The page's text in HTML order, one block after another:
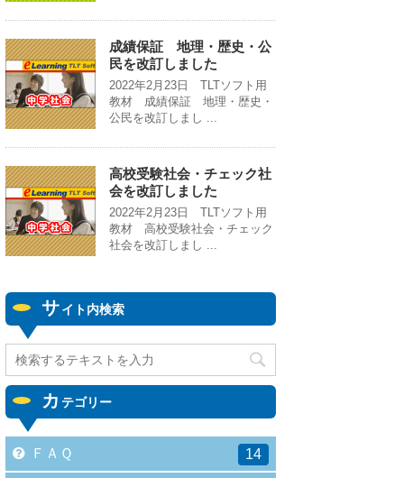
成績保証 地理・歴史・公
民を改訂しました
2022年2月23日 TLTソフト用
教材 成績保証 地理・歴史・
公民を改訂しまし ...
高校受験社会・チェック社
会を改訂しました
2022年2月23日 TLTソフト用
教材 高校受験社会・チェック
社会を改訂しまし ...
サイト内検索
カ テゴリー
ＦＡＱ 14